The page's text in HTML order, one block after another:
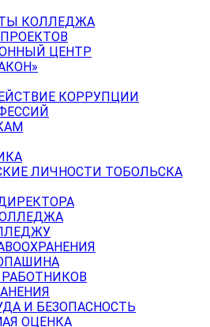
КОЛЛЕДЖА
ЦЕНТР
КОРРУПЦИИ
ЛИЧНОСТИ ТОБОЛЬСКА
И БЕЗОПАСНОСТЬ
ОЦЕНКА